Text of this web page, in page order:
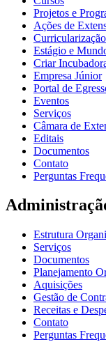
Projetos e
Ações de
Estágio e
Criar
Empresa Júnior
Portal de
Eventos
Serviços
Câmara de
Editais
Documentos
Contato
Perguntas
Estrutura
Serviços
Documentos
Planejamento
Aquisições
Gestão de
Receitas e
Contato
Perguntas